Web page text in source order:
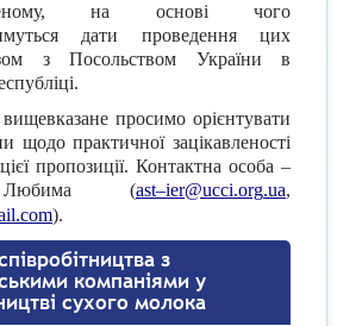
на основі чого
дати проведення цих
з Посольством України в
просимо орієнтувати
щодо практичної зацікавленості
цієї пропозиції. Контактна особа –
(ast–ier@ucci.org.ua,
.com).
з
компаніями у
сухого молока